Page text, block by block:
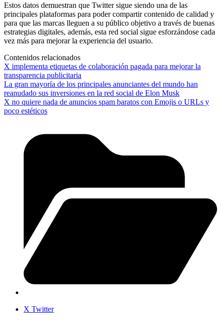
Estos datos demuestran que Twitter sigue siendo una de las
principales plataformas para poder compartir contenido de calidad y
para que las marcas lleguen a su público objetivo a través de buenas
estrategias digitales, además, esta red social sigue esforzándose cada
vez más para mejorar la experiencia del usuario.
Contenidos relacionados
X implementa etiquetas de colaboración pagada para mejorar la
transparencia publicitaria
La gran mayoría de los principales anunciantes del mundo han
reanudado sus inversiones en la red social de Elon Musk
X no quiere nada de anuncios spam baratos con Emojis o URLs y
poco estéticos
X Twitter